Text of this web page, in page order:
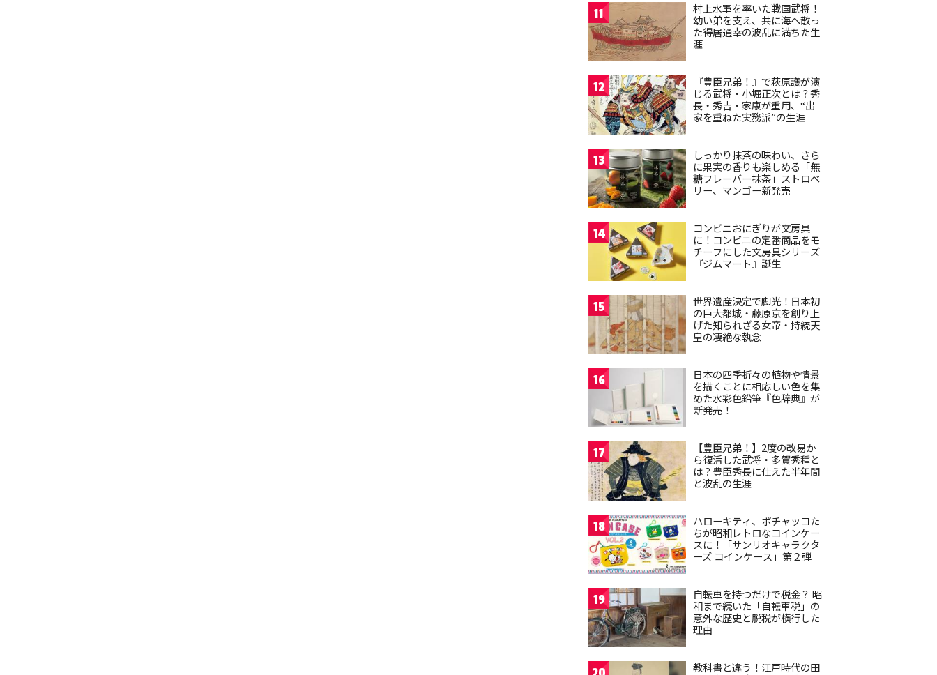
11
村上水軍を率いた戦国武将！
幼い弟を支え、共に海へ散っ
た得居通幸の波乱に満ちた生
涯
12
『豊臣兄弟！』で萩原護が演
じる武将・小堀正次とは？秀
長・秀吉・家康が重用、“出
家を重ねた実務派”の生涯
13
しっかり抹茶の味わい、さら
に果実の香りも楽しめる「無
糖フレーバー抹茶」ストロベ
リー、マンゴー新発売
14
コンビニおにぎりが文房具
に！コンビニの定番商品をモ
チーフにした文房具シリーズ
『ジムマート』誕生
15
世界遺産決定で脚光！日本初
の巨大都城・藤原京を創り上
げた知られざる女帝・持統天
皇の凄絶な執念
16
日本の四季折々の植物や情景
を描くことに相応しい色を集
めた水彩色鉛筆『色辞典』が
新発売！
17
【豊臣兄弟！】2度の改易か
ら復活した武将・多賀秀種と
は？豊臣秀長に仕えた半年間
と波乱の生涯
18
ハローキティ、ポチャッコた
ちが昭和レトロなコインケー
スに！「サンリオキャラクタ
ーズ コインケース」第２弾
19
自転車を持つだけで税金？ 昭
和まで続いた「自転車税」の
意外な歴史と脱税が横行した
理由
教科書と違う！江戸時代の田